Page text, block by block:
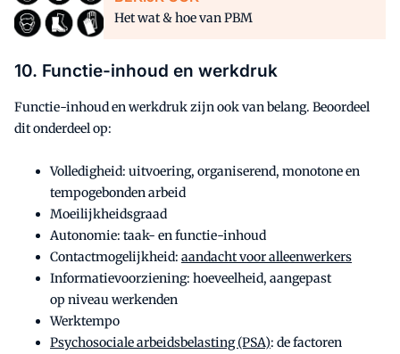
Het wat & hoe van PBM
10. Functie-inhoud en werkdruk
Functie-inhoud en werkdruk zijn ook van belang. Beoordeel
dit onderdeel op:
Volledigheid: uitvoering, organiserend, monotone en
tempogebonden arbeid
Moeilijkheidsgraad
Autonomie: taak- en functie-inhoud
Contactmogelijkheid: aandacht voor alleenwerkers
Informatievoorziening: hoeveelheid, aangepast
op niveau werkenden
Werktempo
Psychosociale arbeidsbelasting (PSA): de factoren